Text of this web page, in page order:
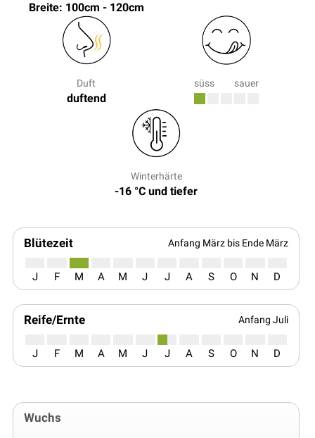
Breite: 100cm - 120cm
Duft
duftend
süss sauer
Winterhärte
-16 °C und tiefer
Blütezeit Anfang März bis Ende März
J F M A M J J A S O N D
Reife/Ernte Anfang Juli
J F M A M J J A S O N D
Wuchs